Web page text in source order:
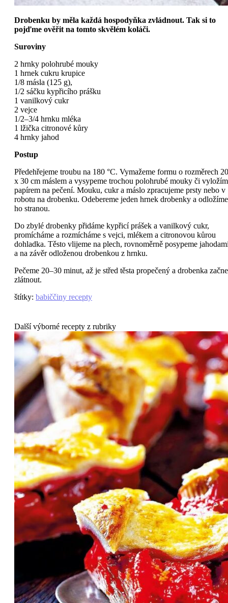
Drobenku by měla každá hospodyňka zvládnout. Tak si to
pojďme ověřit na tomto skvělém koláči.
Suroviny
2 hrnky polohrubé mouky
1 hrnek cukru krupice
1/8 másla (125 g),
1/2 sáčku kypřicího prášku
1 vanilkový cukr
2 vejce
1/2–3/4 hrnku mléka
1 lžička citronové kůry
4 hrnky jahod
Postup
Předehřejeme troubu na 180 °C. Vymažeme formu o rozměrech 20
x 30 cm máslem a vysypeme trochou polohrubé mouky či
papírem na pečení. Mouku, cukr a máslo zpracujeme prsty nebo v
robotu na drobenku. Odebereme jeden hrnek drobenky a odložíme
ho stranou.
Do zbylé drobenky přidáme kypřicí prášek a vanilkový cukr,
promícháme a rozmícháme s vejci, mlékem a citronovou kůrou
dohladka. Těsto vlijeme na plech, rovnoměrně posypeme
a na závěr odloženou drobenkou z hrnku.
Pečeme 20–30 minut, až je střed těsta propečený a drobenka začne
zlátnout.
štítky: babiččiny recepty
Další výborné recepty z rubriky